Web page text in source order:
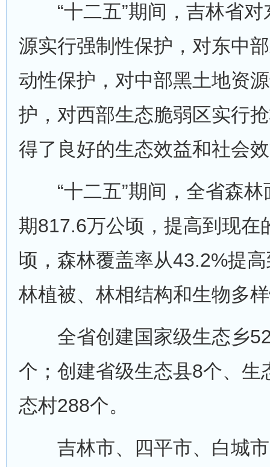
“十二五”期间，吉林省对
源实行强制性保护，对东中
动性保护，对中部黑土地资
护，对西部生态脆弱区实行
得了良好的生态效益和社会
“十二五”期间，全省森林
期817.6万公顷，提高到现在
顷，森林覆盖率从43.2%提
林植被、林相结构和生物多
全省创建国家级生态乡52
个；创建省级生态县8个、生
态村288个。
吉林市、四平市、白城市